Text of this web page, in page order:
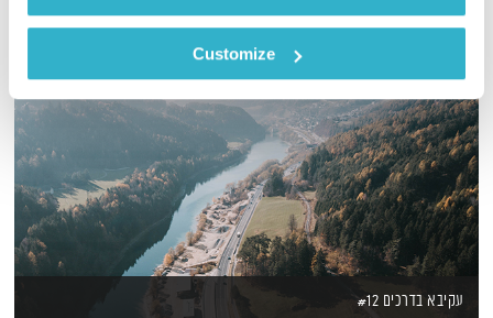
Customize
עקיבא בדרכים #12